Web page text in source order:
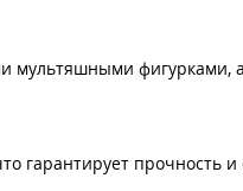
фигурками,
гарантирует